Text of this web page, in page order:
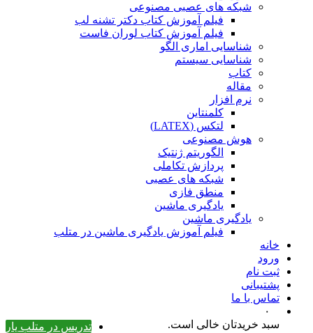
شبکه های عصبی مصنوعی
فیلم آموزش کتاب دکتر تشنه لب
فیلم آموزش کتاب لوران فاست
شناسایی اماری الگو
شناسایی سیستم
کتاب
مقاله
نرم افزار
کلمنتاین
لتکس (LATEX)
هوش مصنوعی
الگوریتم ژنتیک
پردازش تکاملی
شبکه های عصبی
منطق فازی
یادگیری ماشین
یادگیری ماشین
فیلم آموزش یادگیری ماشین در متلب
خانه
ورود
ثبت نام
پشتیبانی
تماس با ما
۰
تدریس در متلب یار
سبد خریدتان خالی است.